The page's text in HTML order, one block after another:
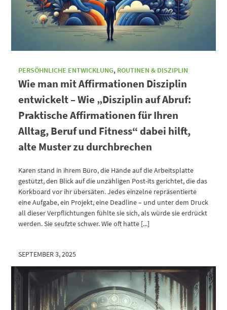
PERSÖHNLICHE ENTWICKLUNG, ROUTINEN & DISZIPLIN
Wie man mit Affirmationen Disziplin
entwickelt – Wie „Disziplin auf Abruf:
Praktische Affirmationen für Ihren
Alltag, Beruf und Fitness“ dabei hilft,
alte Muster zu durchbrechen
Karen stand in ihrem Büro, die Hände auf die Arbeitsplatte
gestützt, den Blick auf die unzähligen Post-its gerichtet, die das
Korkboard vor ihr übersäten. Jedes einzelne repräsentierte
eine Aufgabe, ein Projekt, eine Deadline – und unter dem Druck
all dieser Verpflichtungen fühlte sie sich, als würde sie erdrückt
werden. Sie seufzte schwer. Wie oft hatte [...]
SEPTEMBER 3, 2025